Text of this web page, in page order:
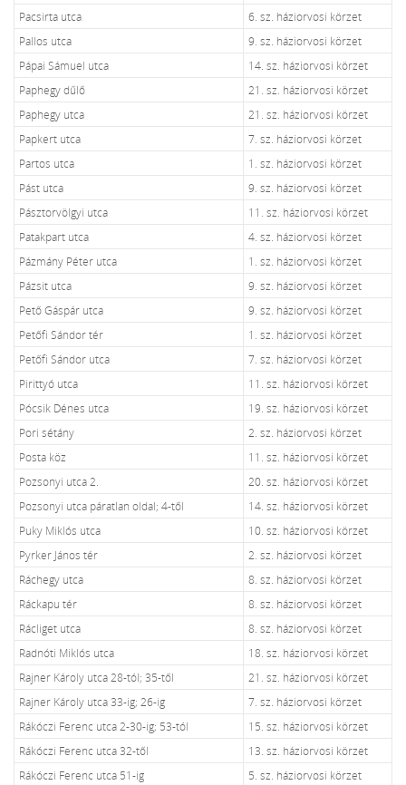
Pacsirta utca
6. sz. háziorvosi körzet
Pallos utca
9. sz. háziorvosi körzet
Pápai Sámuel utca
14. sz. háziorvosi körzet
Paphegy dűlő
21. sz. háziorvosi körzet
Paphegy utca
21. sz. háziorvosi körzet
Papkert utca
7. sz. háziorvosi körzet
Partos utca
1. sz. háziorvosi körzet
Pást utca
9. sz. háziorvosi körzet
Pásztorvölgyi utca
11. sz. háziorvosi körzet
Patakpart utca
4. sz. háziorvosi körzet
Pázmány Péter utca
1. sz. háziorvosi körzet
Pázsit utca
9. sz. háziorvosi körzet
Pető Gáspár utca
9. sz. háziorvosi körzet
Petőfi Sándor tér
1. sz. háziorvosi körzet
Petőfi Sándor utca
7. sz. háziorvosi körzet
Pirittyó utca
11. sz. háziorvosi körzet
Pócsik Dénes utca
19. sz. háziorvosi körzet
Pori sétány
2. sz. háziorvosi körzet
Posta köz
11. sz. háziorvosi körzet
Pozsonyi utca 2.
20. sz. háziorvosi körzet
Pozsonyi utca páratlan oldal; 4-től
14. sz. háziorvosi körzet
Puky Miklós utca
10. sz. háziorvosi körzet
Pyrker János tér
2. sz. háziorvosi körzet
Ráchegy utca
8. sz. háziorvosi körzet
Ráckapu tér
8. sz. háziorvosi körzet
Rácliget utca
8. sz. háziorvosi körzet
Radnóti Miklós utca
18. sz. háziorvosi körzet
Rajner Károly utca 28-tól; 35-től
21. sz. háziorvosi körzet
Rajner Károly utca 33-ig; 26-ig
7. sz. háziorvosi körzet
Rákóczi Ferenc utca 2-30-ig; 53-tól
15. sz. háziorvosi körzet
Rákóczi Ferenc utca 32-től
13. sz. háziorvosi körzet
Rákóczi Ferenc utca 51-ig
5. sz. háziorvosi körzet